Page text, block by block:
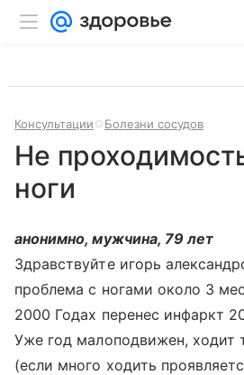
Консультации Болезни сосудов
Не
ноги
анонимно, мужчина, 79 лет
Здравствуйте игорь
проблема с ногами около 3
2000 Годах перенес инфаркт
Уже год малоподвижен, ходит
(если много ходить